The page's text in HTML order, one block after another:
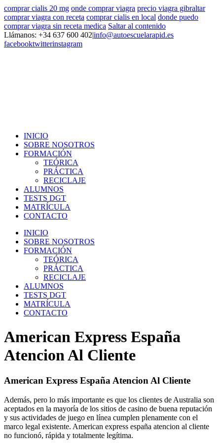
comprar cialis 20 mg onde comprar viagra precio viagra gibraltar
comprar viagra con receta comprar cialis en local donde puedo
comprar viagra sin receta medica Saltar al contenido
Llámanos: +34 637 600 402|info@autoescuelarapid.es
facebooktwitterinstagram
INICIO
SOBRE NOSOTROS
FORMACIÓN
TEÓRICA
PRÁCTICA
RECICLAJE
ALUMNOS
TESTS DGT
MATRÍCULA
CONTACTO
INICIO
SOBRE NOSOTROS
FORMACIÓN
TEÓRICA
PRÁCTICA
RECICLAJE
ALUMNOS
TESTS DGT
MATRÍCULA
CONTACTO
American Express España
Atencion Al Cliente
American Express España Atencion Al Cliente
Además, pero lo más importante es que los clientes de Australia son
aceptados en la mayoría de los sitios de casino de buena reputación
y sus actividades de juego en línea cumplen plenamente con el
marco legal existente. American express españa atencion al cliente
no funcionó, rápida y totalmente legítima.